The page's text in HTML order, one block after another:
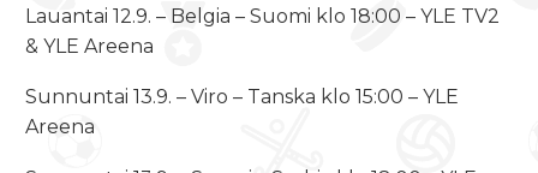
Lauantai 12.9. – Belgia – Suomi klo 18:00 – YLE TV2
& YLE Areena
Sunnuntai 13.9. – Viro – Tanska klo 15:00 – YLE
Areena